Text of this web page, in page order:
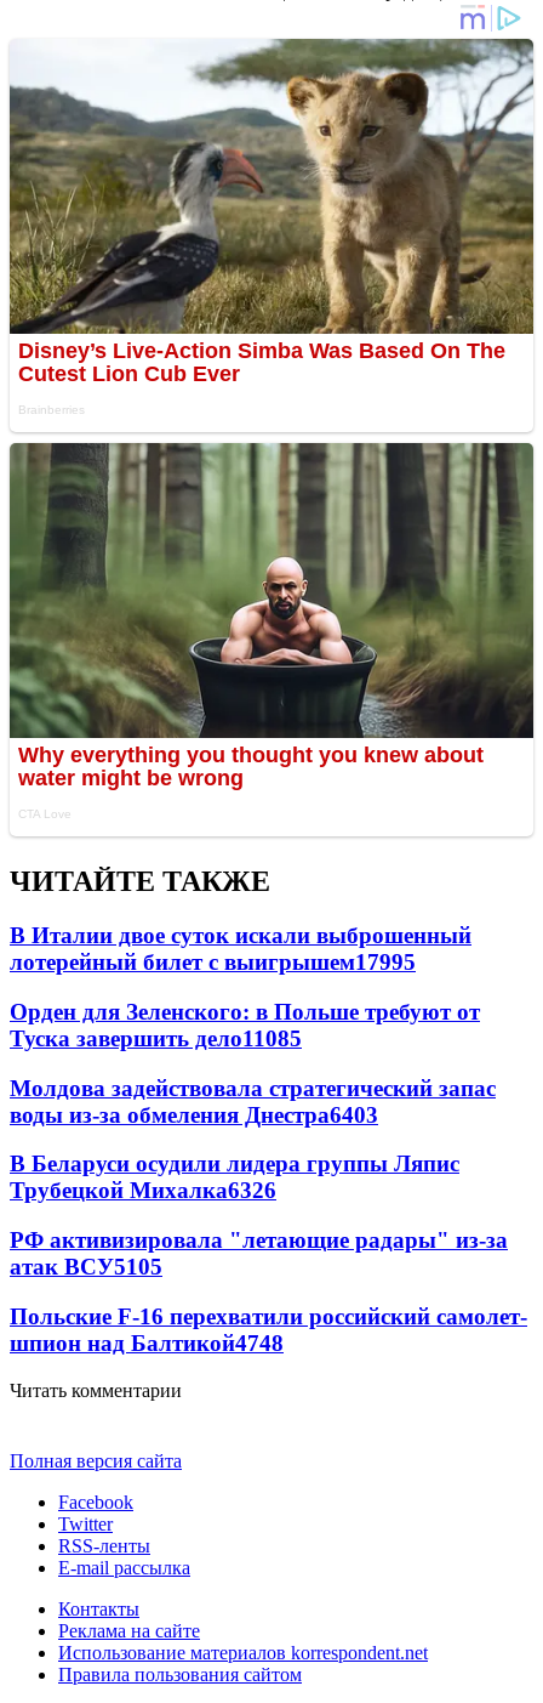
ЧИТАЙТЕ ТАКЖЕ
В Италии двое суток искали выброшенный
лотерейный билет с выигрышем17995
Орден для Зеленского: в Польше требуют от
Туска завершить дело11085
Молдова задействовала стратегический запас
воды из-за обмеления Днестра6403
В Беларуси осудили лидера группы Ляпис
Трубецкой Михалка6326
РФ активизировала "летающие радары" из-за
атак ВСУ5105
Польские F-16 перехватили российский самолет-
шпион над Балтикой4748
Читать комментарии
Полная версия сайта
Facebook
Twitter
RSS-ленты
E-mail рассылка
Контакты
Реклама на сайте
Использование материалов korrespondent.net
Правила пользования сайтом